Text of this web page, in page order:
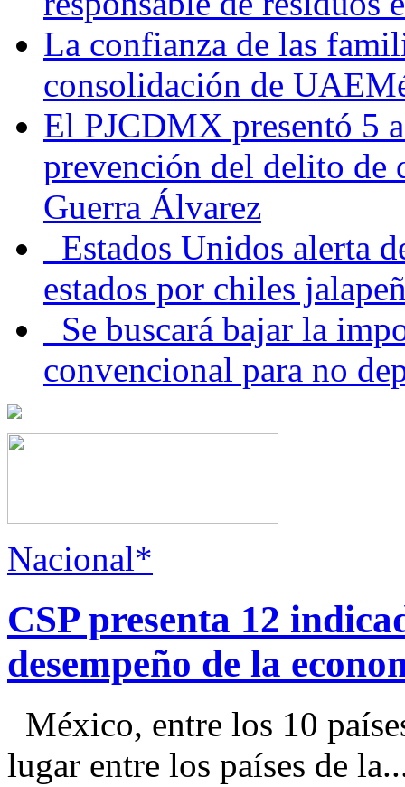
La confianza de las
consolidación de
El PJCDMX presentó 5
prevención del delito de
Guerra Álvarez
Estados Unidos alerta
estados por chiles
Se buscará bajar la
convencional para no
Nacional*
CSP presenta 12
desempeño de la
México, entre los 10
lugar entre los países de